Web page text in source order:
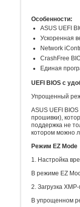
Особенности:
ASUS UEFI
Ускоренная
Network
CrashFree
Единая
UEFI BIOS с
Упрощенный
ASUS UEFI
прошивки),
поддержка не
котором можно
Режим EZ Mode
1. Настройка
В режиме EZ
2. Загрузка
В упрощенном